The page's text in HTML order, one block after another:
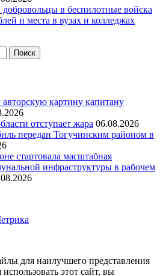
добровольцы в беспилотные войска
и места в вузах и колледжах
картину капитану
отступает жара 06.08.2026
передан Тогучинским районом в
стартовала масштабная
инфраструктуры в рабочем
для наилучшего представления
этот сайт, вы